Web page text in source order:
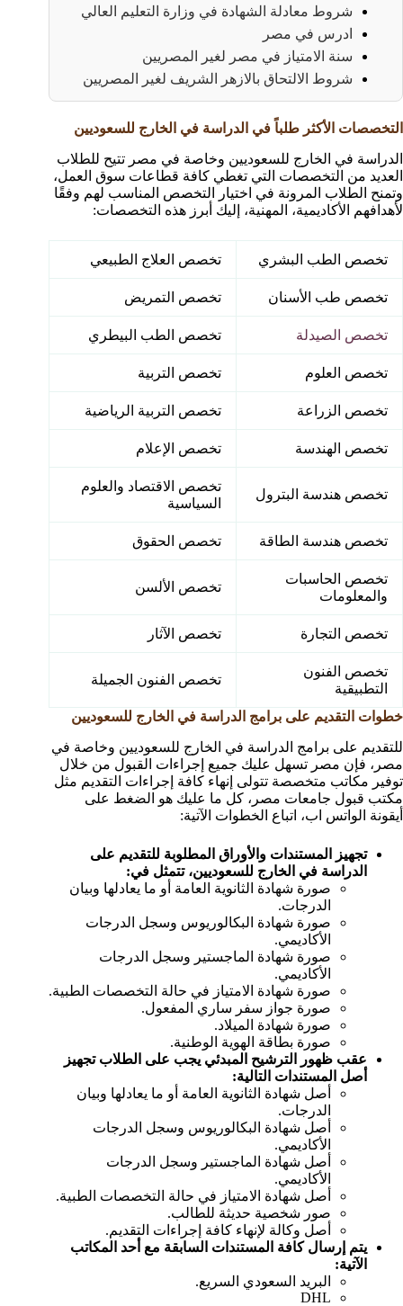
شروط معادلة الشهادة في وزارة التعليم العالي
ادرس في مصر
سنة الامتياز في مصر لغير المصريين
شروط الالتحاق بالازهر الشريف لغير المصريين
التخصصات الأكثر طلباً في الدراسة في الخارج للسعوديين
الدراسة في الخارج للسعوديين وخاصة في مصر تتيح للطلاب
العديد من التخصصات التي تغطي كافة قطاعات سوق العمل،
وتمنح الطلاب المرونة في اختيار التخصص المناسب لهم وفقًا
لأهدافهم الأكاديمية، المهنية، إليك أبرز هذه التخصصات:
تخصص الطب البشري تخصص العلاج الطبيعي
تخصص طب الأسنان تخصص التمريض
تخصص الصيدلة تخصص الطب البيطري
تخصص العلوم تخصص التربية
تخصص الزراعة تخصص التربية الرياضية
تخصص الهندسة تخصص الإعلام
تخصص هندسة البترول
تخصص الاقتصاد والعلوم
السياسية
تخصص هندسة الطاقة تخصص الحقوق
تخصص الحاسبات
والمعلومات
تخصص الألسن
تخصص التجارة تخصص الآثار
تخصص الفنون
التطبيقية
تخصص الفنون الجميلة
خطوات التقديم على برامج الدراسة في الخارج للسعوديين
للتقديم على برامج الدراسة في الخارج للسعوديين وخاصة في
مصر، فإن مصر تسهل عليك جميع إجراءات القبول من خلال
توفير مكاتب متخصصة تتولى إنهاء كافة إجراءات التقديم مثل
مكتب قبول جامعات مصر، كل ما عليك هو الضغط على
أيقونة الواتس اب، اتباع الخطوات الآتية:
تجهيز المستندات والأوراق المطلوبة للتقديم على
الدراسة في الخارج للسعوديين، تتمثل في:
صورة شهادة الثانوية العامة أو ما يعادلها وبيان
الدرجات.
صورة شهادة البكالوريوس وسجل الدرجات
الأكاديمي.
صورة شهادة الماجستير وسجل الدرجات
الأكاديمي.
صورة شهادة الامتياز في حالة التخصصات الطبية.
صورة جواز سفر ساري المفعول.
صورة شهادة الميلاد.
صورة بطاقة الهوية الوطنية.
عقب ظهور الترشيح المبدئي يجب على الطلاب تجهيز
أصل المستندات التالية:
أصل شهادة الثانوية العامة أو ما يعادلها وبيان
الدرجات.
أصل شهادة البكالوريوس وسجل الدرجات
الأكاديمي.
أصل شهادة الماجستير وسجل الدرجات
الأكاديمي.
أصل شهادة الامتياز في حالة التخصصات الطبية.
صور شخصية حديثة للطالب.
أصل وكالة لإنهاء كافة إجراءات التقديم.
يتم إرسال كافة المستندات السابقة مع أحد المكاتب
الآتية:
البريد السعودي السريع.
DHL